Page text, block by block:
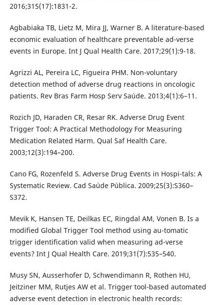
2016;315(17):1831-2.
Agbabiaka TB, Lietz M, Mira JJ, Warner B. A literature-based
economic evaluation of healthcare preventable ad-verse
events in Europe. Int J Qual Health Care. 2017;29(1):9-18.
Agrizzi AL, Pereira LC, Figueira PHM. Non-voluntary
detection method of adverse drug reactions in oncologic
patients. Rev Bras Farm Hosp Serv Saúde. 2013;4(1):6–11.
Rozich JD, Haraden CR, Resar RK. Adverse Drug Event
Trigger Tool: A Practical Methodology For Measuring
Medication Related Harm. Qual Saf Health Care.
2003;12(3):194–200.
Cano FG, Rozenfeld S. Adverse Drug Events in Hospi-tals: A
Systematic Review. Cad Saúde Pública. 2009;25(3):S360–
S372.
Mevik K, Hansen TE, Deilkas EC, Ringdal AM, Vonen B. Is a
modified Global Trigger Tool method using au-tomatic
trigger identification valid when measuring ad-verse
events? Int J Qual Health Care. 2019;31(7):535–540.
Musy SN, Ausserhofer D, Schwendimann R, Rothen HU,
Jeitziner MM, Rutjes AW et al. Trigger tool-based automated
adverse event detection in electronic health records: